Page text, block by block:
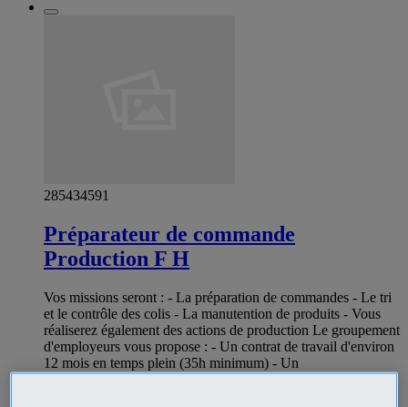
285434591
Préparateur de commande
Production F H
Vos missions seront : - La préparation de commandes - Le tri
et le contrôle des colis - La manutention de produits - Vous
réaliserez également des actions de production Le groupement
d'employeurs vous propose : - Un contrat de travail d'environ
12 mois en temps plein (35h minimum) - Un
accompagnement pour valider une formation diplômante